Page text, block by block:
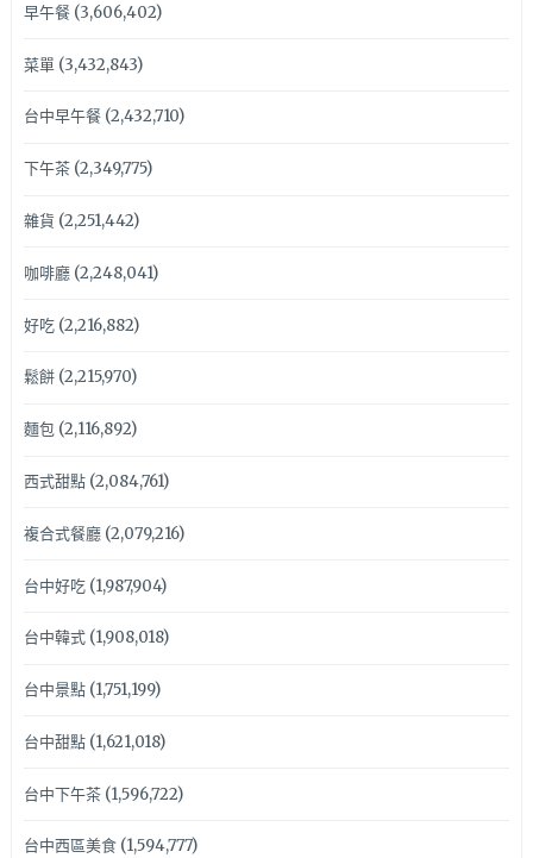
早午餐(3,606,402)
菜單(3,432,843)
台中早午餐(2,432,710)
下午茶(2,349,775)
雜貨 (2,251,442)
咖啡廳(2,248,041)
好吃(2,216,882)
鬆餅(2,215,970)
麵包(2,116,892)
西式甜點(2,084,761)
複合式餐廳(2,079,216)
台中好吃(1,987,904)
台中韓式(1,908,018)
台中景點(1,751,199)
台中甜點(1,621,018)
台中下午茶(1,596,722)
台中西區美食(1,594,777)